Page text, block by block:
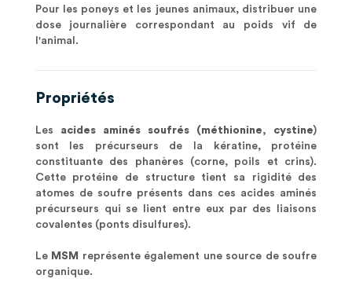
Pour les poneys et les jeunes animaux, distribuer une
dose journalière correspondant au poids vif de
l'animal.
Propriétés
Les acides aminés soufrés (méthionine, cystine)
sont les précurseurs de la kératine, protéine
constituante des phanères (corne, poils et crins).
Cette protéine de structure tient sa rigidité des
atomes de soufre présents dans ces acides aminés
précurseurs qui se lient entre eux par des liaisons
covalentes (ponts disulfures).
Le MSM
représente également une source de soufre
organique.